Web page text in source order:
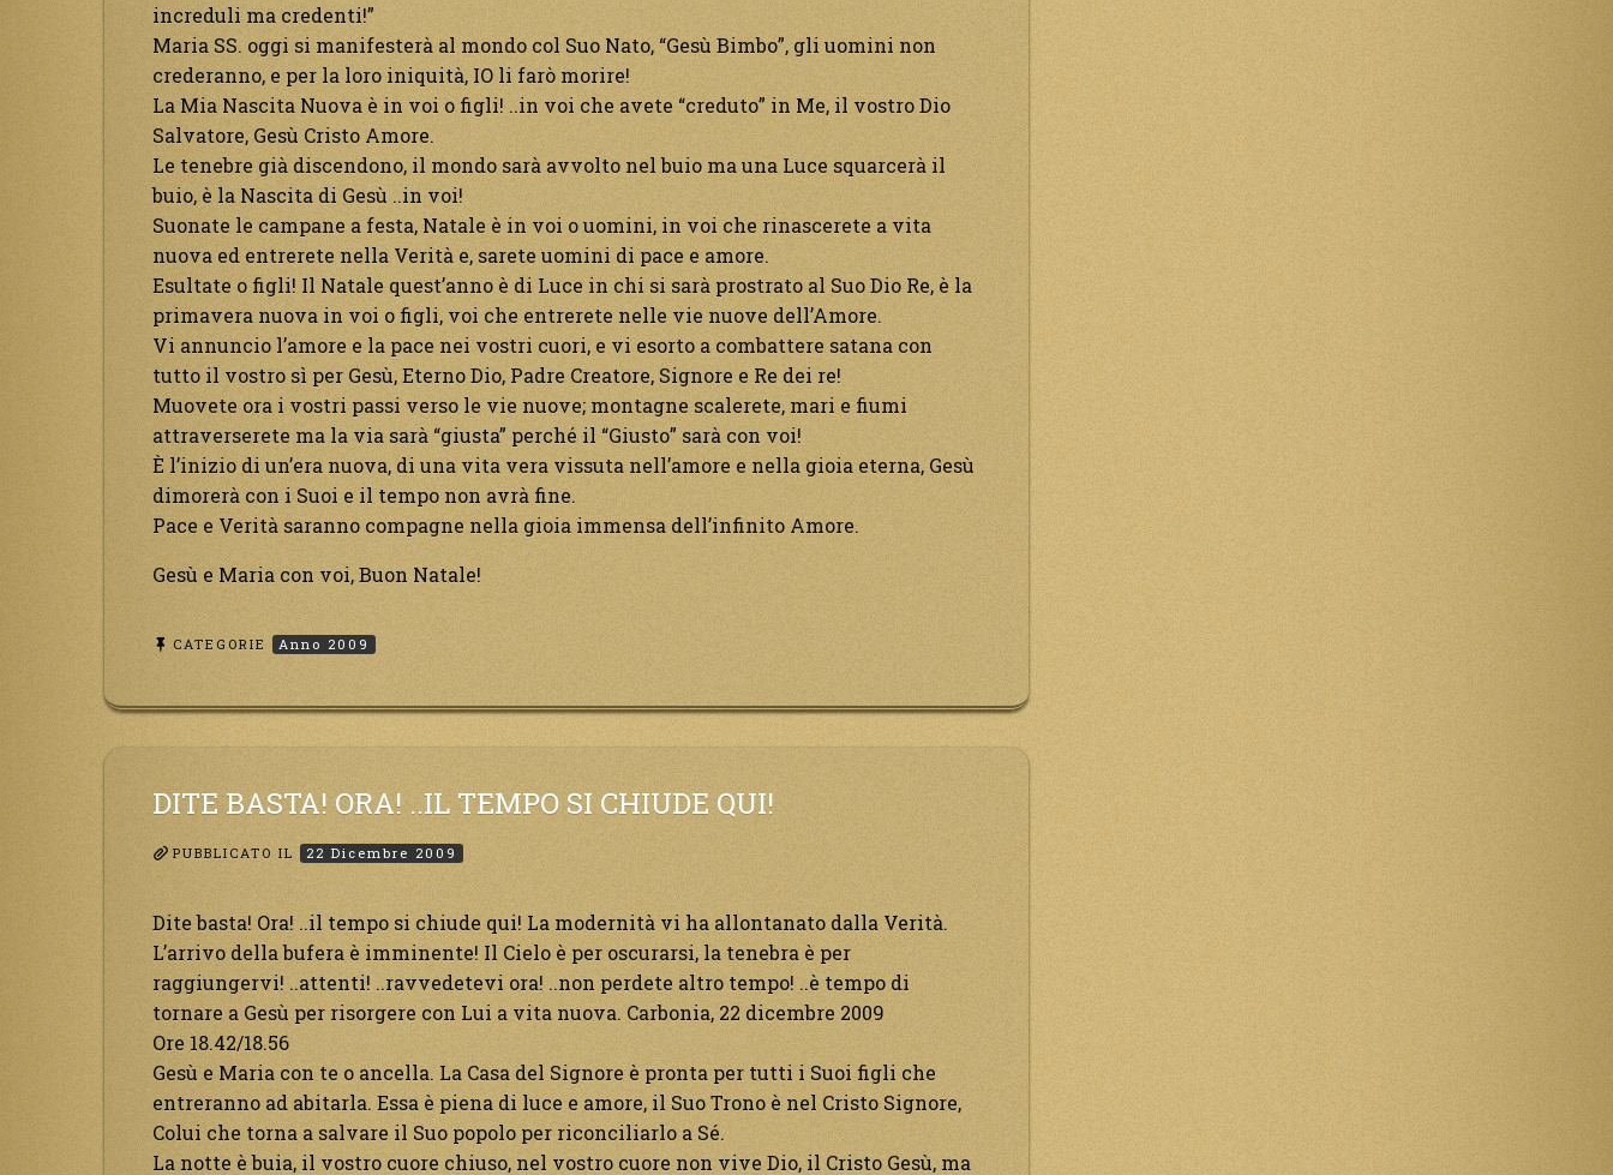
increduli ma credenti!”
Maria SS. oggi si manifesterà al mondo col Suo Nato, “Gesù Bimbo”, gli uomini non
crederanno, e per la loro iniquità, IO li farò morire!
La Mia Nascita Nuova è in voi o figli! ..in voi che avete “creduto” in Me, il vostro Dio
Salvatore, Gesù Cristo Amore.
Le tenebre già discendono, il mondo sarà avvolto nel buio ma una Luce squarcerà il
buio, è la Nascita di Gesù ..in voi!
Suonate le campane a festa, Natale è in voi o uomini, in voi che rinascerete a vita
nuova ed entrerete nella Verità e, sarete uomini di pace e amore.
Esultate o figli! Il Natale quest’anno è di Luce in chi si sarà prostrato al Suo Dio Re, è la
primavera nuova in voi o figli, voi che entrerete nelle vie nuove dell’Amore.
Vi annuncio l’amore e la pace nei vostri cuori, e vi esorto a combattere satana con
tutto il vostro sì per Gesù, Eterno Dio, Padre Creatore, Signore e Re dei re!
Muovete ora i vostri passi verso le vie nuove; montagne scalerete, mari e fiumi
attraverserete ma la via sarà “giusta” perché il “Giusto” sarà con voi!
È l’inizio di un’era nuova, di una vita vera vissuta nell’amore e nella gioia eterna, Gesù
dimorerà con i Suoi e il tempo non avrà fine.
Pace e Verità saranno compagne nella gioia immensa dell’infinito Amore.
Gesù e Maria con voi, Buon Natale!
CATEGORIE Anno 2009
DITE BASTA! ORA! ..IL TEMPO SI CHIUDE QUI!
PUBBLICATO IL 22 Dicembre 2009
Dite basta! Ora! ..il tempo si chiude qui! La modernità vi ha allontanato dalla Verità.
L’arrivo della bufera è imminente! Il Cielo è per oscurarsi, la tenebra è per
raggiungervi! ..attenti! ..ravvedetevi ora! ..non perdete altro tempo! ..è tempo di
tornare a Gesù per risorgere con Lui a vita nuova. Carbonia, 22 dicembre 2009
Ore 18.42/18.56
Gesù e Maria con te o ancella. La Casa del Signore è pronta per tutti i Suoi figli che
entreranno ad abitarla. Essa è piena di luce e amore, il Suo Trono è nel Cristo Signore,
Colui che torna a salvare il Suo popolo per riconciliarlo a Sé.
La notte è buia, il vostro cuore chiuso, nel vostro cuore non vive Dio, il Cristo Gesù, ma